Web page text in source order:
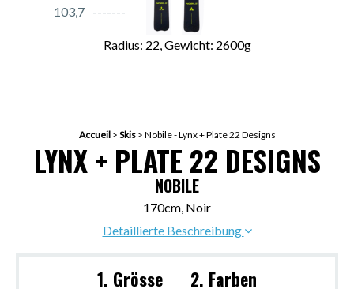
103,7
Radius: 22, Gewicht: 2600g
Accueil> Skis> Nobile - Lynx + Plate 22 Designs
LYNX + PLATE 22 DESIGNS
NOBILE
170cm, Noir
Detaillierte Beschreibung
1. Grösse 2. Farben